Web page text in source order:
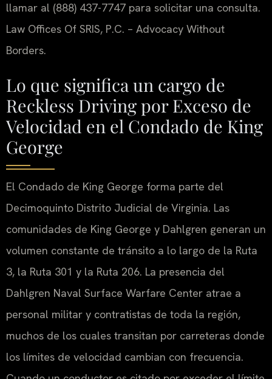
llamar al (888) 437-7747 para solicitar una consulta.
Law Offices Of SRIS, P.C. – Advocacy Without
Borders.
Lo que significa un cargo de
Reckless Driving por Exceso de
Velocidad en el Condado de King
George
El Condado de King George forma parte del
Decimoquinto Distrito Judicial de Virginia. Las
comunidades de King George y Dahlgren generan un
volumen constante de tránsito a lo largo de la Ruta
3, la Ruta 301 y la Ruta 206. La presencia del
Dahlgren Naval Surface Warfare Center atrae a
personal militar y contratistas de toda la región,
muchos de los cuales transitan por carreteras donde
los límites de velocidad cambian con frecuencia.